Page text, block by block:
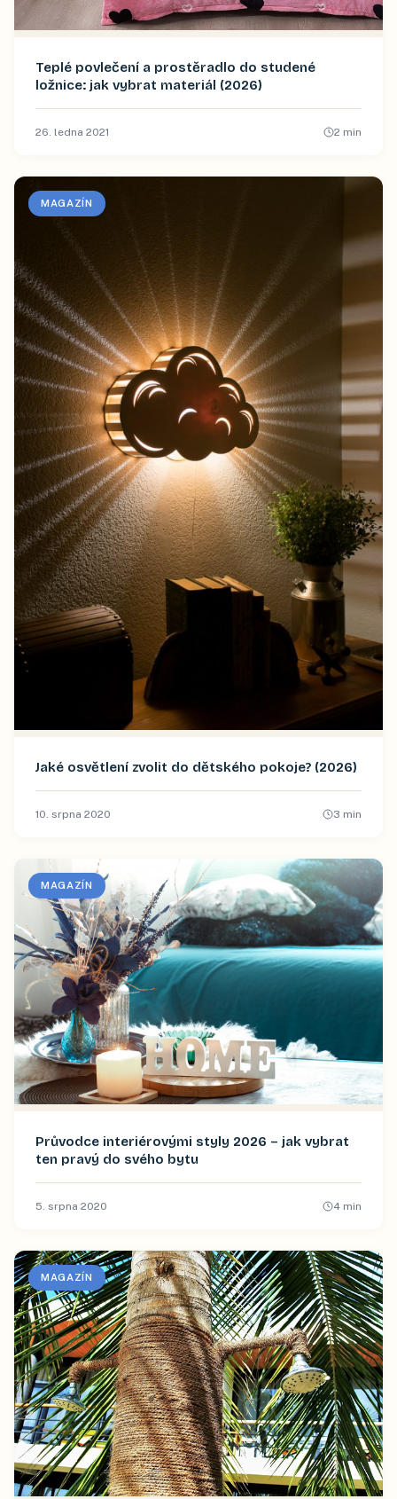
Teplé povlečení a prostěradlo do studené
ložnice: jak vybrat materiál (2026)
26. ledna 2021 2 min
MAGAZÍN
Jaké osvětlení zvolit do dětského pokoje? (2026)
10. srpna 2020 3 min
MAGAZÍN
Průvodce interiérovými styly 2026 – jak vybrat
ten pravý do svého bytu
5. srpna 2020 4 min
MAGAZÍN